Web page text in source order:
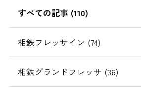
すべての記事 (110)
相鉄フレッサイン (74)
相鉄グランドフレッサ (36)